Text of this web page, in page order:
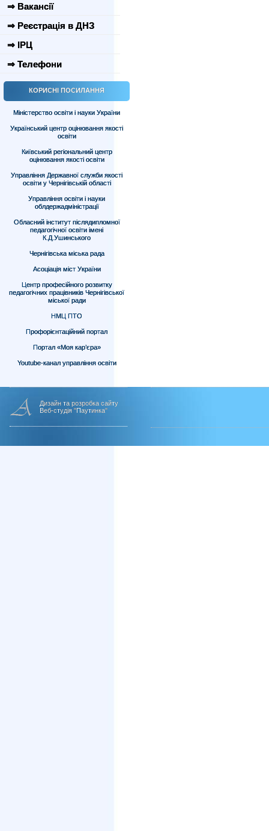
⇒ Вакансії
⇒ Реєстрація в ДНЗ
⇒ ІРЦ
⇒ Телефони
КОРИСНІ ПОСИЛАННЯ
Міністерство освіти і науки України
Український центр оцінювання якості
освіти
Київський регіональний центр
оцінювання якості освіти
Управління Державної служби якості
освіти у Чернігівській області
Управління освіти і науки
облдержадміністрації
Обласний інститут післядипломної
педагогічної освіти імені
К.Д.Ушинського
Чернігівська міська рада
Асоціація міст України
Центр професійного розвитку
педагогічних працівників Чернігівської
міської ради
НМЦ ПТО
Профорієнтаційний портал
Портал «Моя кар’єра»
Youtube-канал управління освіти
Дизайн та розробка сайту
Веб-студія "Паутинка"